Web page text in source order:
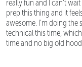
really fun and I can't
prep this thing and it
awesome. I'm doing the
technical this time,
time and no big old